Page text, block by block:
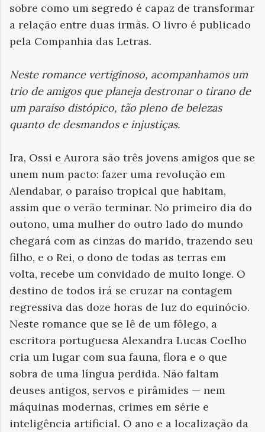
sobre como um segredo é capaz de transformar
a relação entre duas irmãs. O livro é publicado
pela Companhia das Letras.
Neste romance vertiginoso, acompanhamos um
trio de amigos que planeja destronar o tirano de
um paraíso distópico, tão pleno de belezas
quanto de desmandos e injustiças.
Ira, Ossi e Aurora são três jovens amigos que se
unem num pacto: fazer uma revolução em
Alendabar, o paraíso tropical que habitam,
assim que o verão terminar. No primeiro dia do
outono, uma mulher do outro lado do mundo
chegará com as cinzas do marido, trazendo seu
filho, e o Rei, o dono de todas as terras em
volta, recebe um convidado de muito longe. O
destino de todos irá se cruzar na contagem
regressiva das doze horas de luz do equinócio.
Neste romance que se lê de um fôlego, a
escritora portuguesa Alexandra Lucas Coelho
cria um lugar com sua fauna, flora e o que
sobra de uma língua perdida. Não faltam
deuses antigos, servos e pirâmides — nem
máquinas modernas, crimes em série e
inteligência artificial. O ano e a localização da